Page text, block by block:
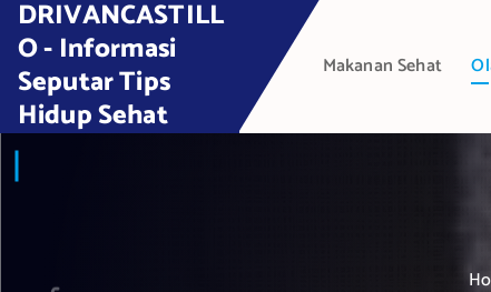
DRIVANCASTILL
O - Informasi
Seputar Tips
Hidup Sehat
Makanan Sehat